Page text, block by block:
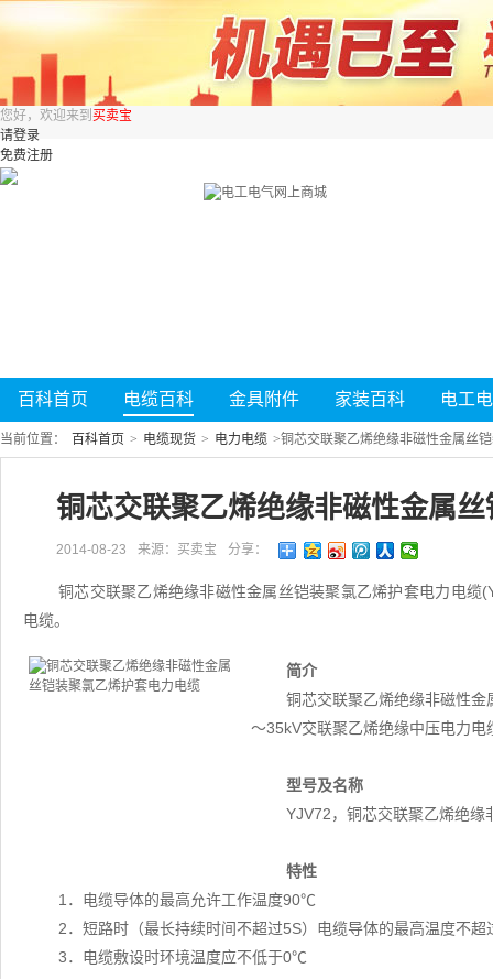
您好，欢迎来到 买卖宝
请登录
免费注册
百科首页 电缆百科 金具附件 家装百科 电工
当前位置： 百科首页 > 电缆现货 > 电力电缆 >铜芯交联聚乙烯绝缘非磁性金属丝
铜芯交联聚乙烯绝缘非磁性金属
2014-08-23 来源：买卖宝 分享：
铜芯交联聚乙烯绝缘非磁性金属丝铠装聚氯乙烯护套电力电
电缆。
简介
铜芯交联聚乙烯绝缘非磁性
～35kV交联聚乙烯绝缘中压电力电
型号及名称
YJV72，铜芯交联聚乙烯绝缘
特性
1．电缆导体的最高允许工作温度90℃
2．短路时（最长持续时间不超过5S）电缆导体的最高温度不
3．电缆敷设时环境温度应不低于0℃